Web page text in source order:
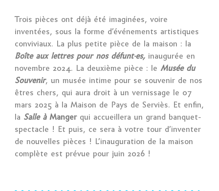
Trois pièces ont déjà été imaginées, voire
inventées, sous la forme d’événements artistiques
conviviaux. La plus petite pièce de la maison : la
Boîte aux lettres pour nos défunt·es, inaugurée en
novembre 2024. La deuxième pièce : le Musée du
Souvenir, un musée intime pour se souvenir de nos
êtres chers, qui aura droit à un vernissage le 07
mars 2025 à la Maison de Pays de Serviès. Et enfin,
la Salle àMangerqui accueillera un grand banquet-
spectacle ! Et puis, ce sera à votre tour d’inventer
de nouvelles pièces ! L’inauguration de la maison
complète est prévue pour juin 2026 !